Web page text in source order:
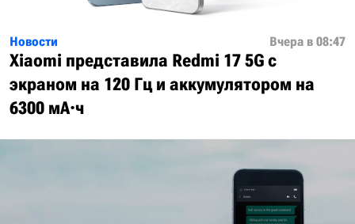
Новости Вчера в 08:47
Xiaomi представила Redmi 17 5G с
экраном на 120 Гц и аккумулятором на
6300 мА·ч